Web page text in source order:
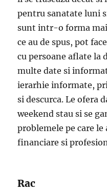
pentru sanatate luni
sunt intr-o forma mai
ce au de spus, pot
cu persoane aflate la
multe date si
ierarhie informate,
si descurca. Le ofera
weekend stau si se
problemele pe care le
financiare si
Rac